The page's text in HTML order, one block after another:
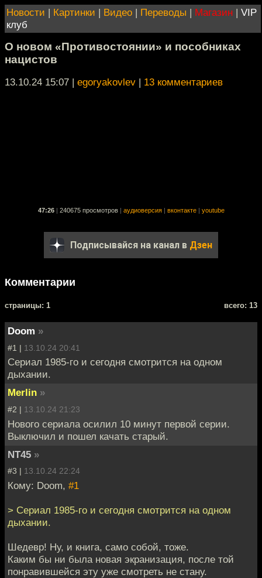
Новости | Картинки | Видео | Переводы | Магазин | VIP
клуб
О новом «Противостоянии» и пособниках
нацистов
13.10.24 15:07 | egoryakovlev | 13 комментариев
47:26 240675 просмотров аудиоверсия вконтакте youtube
Подписывайся на канал в Дзен
Комментарии
cтраницы: 1 всего: 13
Doom »
#1 | 13.10.24 20:41
Сериал 1985-го и сегодня смотрится на одном
дыхании.
Merlin »
#2 | 13.10.24 21:23
Нового сериала осилил 10 минут первой серии.
Выключил и пошел качать старый.
NT45 »
#3 | 13.10.24 22:24
Кому: Doom, #1
> Сериал 1985-го и сегодня смотрится на одном
дыхании.
Шедевр! Ну, и книга, само собой, тоже.
Каким бы ни была новая экранизация, после той
понравившейся эту уже смотреть не стану.